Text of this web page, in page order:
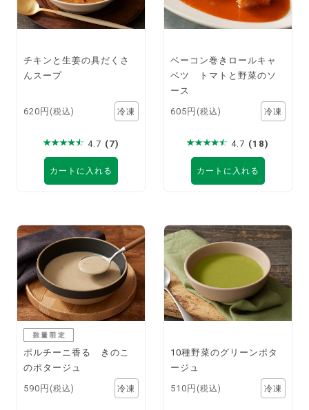
チキンと生姜の具だくさ
んスープ
620円 (税込)
4.7 (7)
カートに入れる
ベーコン巻きロールキャ
ベツ トマトと野菜のソ
ース
605円 (税込)
4.7 (18)
カートに入れる
ポルチーニ香る きのこ
のポタージュ
590円 (税込)
10種野菜のグリーンポタ
ージュ
510円 (税込)